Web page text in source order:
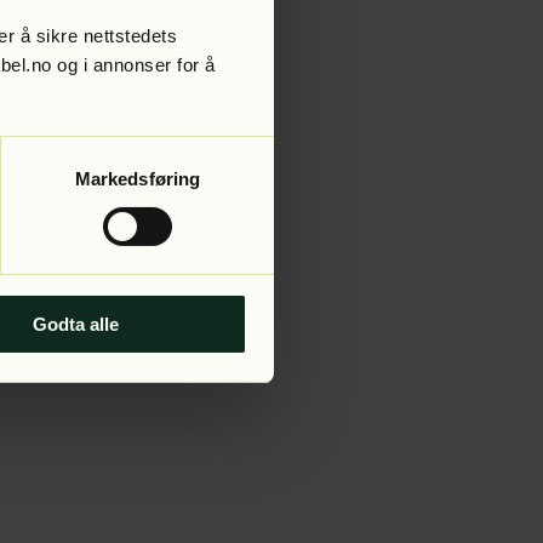
å sikre nettstedets
og i annonser for å
Markedsføring
Godta alle